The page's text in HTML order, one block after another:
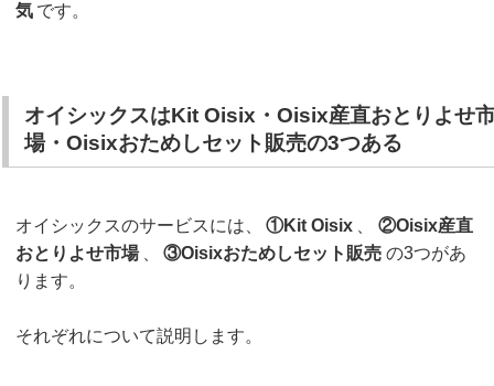
気 です。
オイシックスはKit Oisix・Oisix産直おとりよせ
場・Oisixおためしセット販売の3つある
オイシックスのサービスには、 ①Kit Oisix
②Oisix産直
おとりよせ市場
③Oisixおためしセット販売 の3つがあ
ります。
それぞれについて説明します。